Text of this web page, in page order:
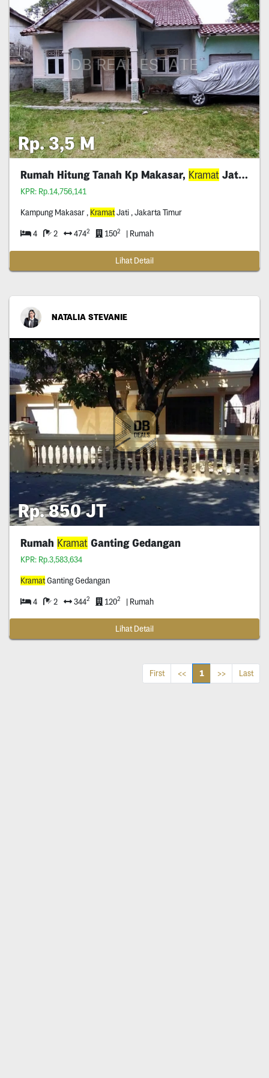
Rp. 3,5 M
Rumah Hitung Tanah Kp Makasar, KramatJati, Jaktim
KPR: Rp.14,756,141
Kampung Makasar , KramatJati , Jakarta Timur
4 2 4742 1502 | Rumah
Lihat Detail
NATALIA STEVANIE
Rp. 850 JT
Rumah KramatGanting Gedangan
KPR: Rp.3,583,634
KramatGanting Gedangan
4 2 3442 1202 | Rumah
Lihat Detail
First << 1 >> Last